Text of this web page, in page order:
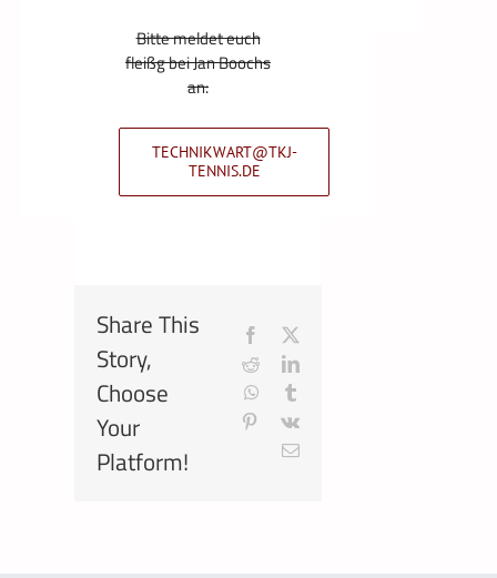
Bitte meldet euch
fleißg bei Jan Boochs
an:
TECHNIKWART@TKJ-
TENNIS.DE
Share This
Story,
Choose
Your
Platform!
Facebook
RedditLinkedIn
WhatsApp
Pinterest
Vk
E-